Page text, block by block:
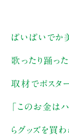
ぱいぱいでか
歌ったり踊った
取材でポスタ
「このお金は
らグッズを買